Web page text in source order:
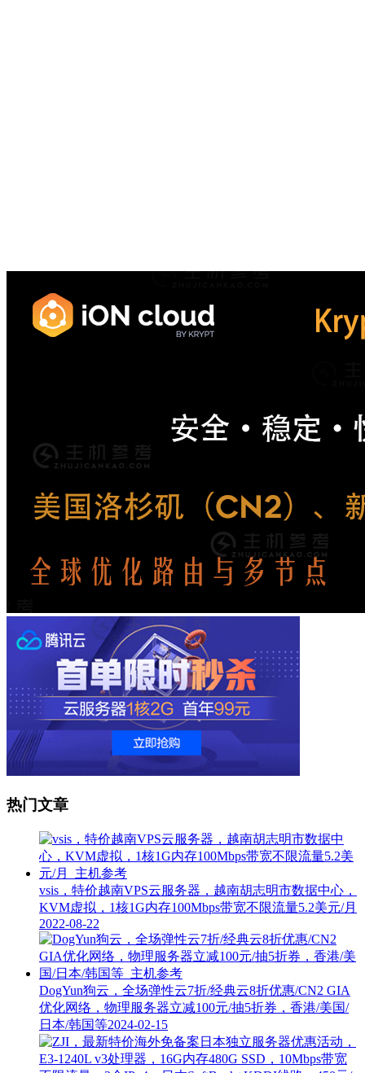
热门文章
vsis，特价越南VPS云服务器，越南胡志明市数据中心，
KVM虚拟，1核1G内存100Mbps带宽不限流量5.2美元/月
2022-08-22
DogYun狗云，全场弹性云7折/经典云8折优惠/CN2 GIA
优化网络，物理服务器立减100元/抽5折券，香港/美国/
日本/韩国等2024-02-15